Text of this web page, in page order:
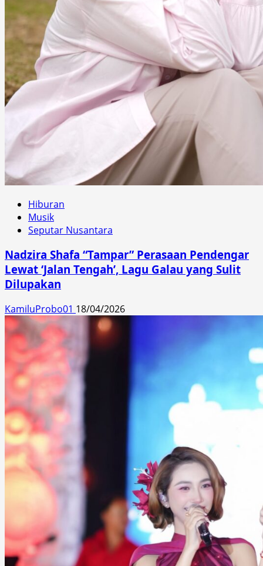
Hiburan
Musik
Seputar Nusantara
Nadzira Shafa “Tampar” Perasaan Pendengar
Lewat ‘Jalan Tengah’, Lagu Galau yang Sulit
Dilupakan
KamiluProbo01 18/04/2026